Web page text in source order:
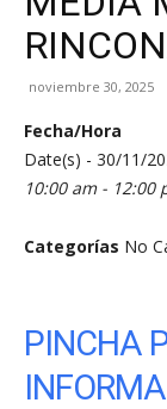
noviembre 30, 2025
Fecha/Hora
Date(s) - 30/11/
10:00 am - 12:00
Categorías No
PINCHA